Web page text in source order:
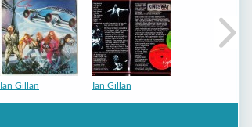
Ian Gillan Ian Gillan